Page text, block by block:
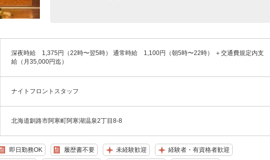
深夜時給 1,375円（22時〜翌5時） 通常時給 1,100円（朝5時〜22時） ＋交通費規定内支
給（月35,000円迄）
ナイトフロントスタッフ
北海道釧路市阿寒町阿寒湖温泉2丁目8-8
即日勤務OK 履歴書不要 未経験歓迎 経験者・有資格者歓迎